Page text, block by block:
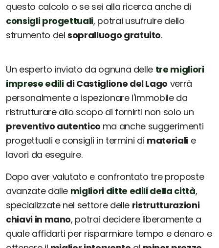
questo calcolo o se sei alla ricerca anche di
consigli progettuali, potrai usufruire dello
strumento delsopralluogo gratuito.
Un esperto inviato da ognuna delle tre migliori
imprese edili di Castiglione del Lago verrà
personalmente a ispezionare l'immobile da
ristrutturare allo scopo di fornirti non solo un
preventivo autentico ma anche suggerimenti
progettuali e consigli in termini di materialie
lavori da eseguire.
Dopo aver valutato e confrontato tre proposte
avanzate dalle migliori ditte edili della città,
specializzate nel settore delle ristrutturazioni
chiavi in mano, potrai decidere liberamente a
quale affidarti per risparmiare tempo e denaro e